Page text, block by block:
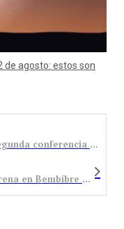
de agosto: estos son
Miguel Ángel García ofrece hoy la segunda conferencia sobre bulos y comunicación
El Servicio 012 Rural de la Junta se estrena en Bembibre para ofrecer información municipal a los vecinos